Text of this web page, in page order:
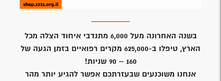
בשנה האחרונה מעל 6,000 מתנדבי איחוד הצלה מכל
הארץ, טיפלו ב-625,000 מקרים רפואיים בזמן הגעה של
160 – 90 שניות!
אנחנו משוכנעים שבעזרתכם אפשר להגיע יותר מהר